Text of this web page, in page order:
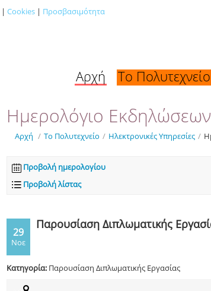
| Cookies | Προσβασιμότητα
Αρχή Το Πολυτεχνείο
Ημερολόγιο Εκδηλώσεων
Αρχή / Το Πολυτεχνείο / Ηλεκτρονικές Υπηρεσίες /
Προβολή ημερολογίου
Προβολή λίστας
29
Νοε
Παρουσίαση Διπλωματικής
Κατηγορία: Παρουσίαση Διπλωματικής Εργασίας